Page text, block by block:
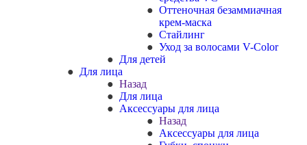
Оттеночная безаммиачная
крем-маска
Стайлинг
Уход за волосами V-Color
Для детей
Для лица
Назад
Для лица
Аксессуары для лица
Назад
Аксессуары для лица